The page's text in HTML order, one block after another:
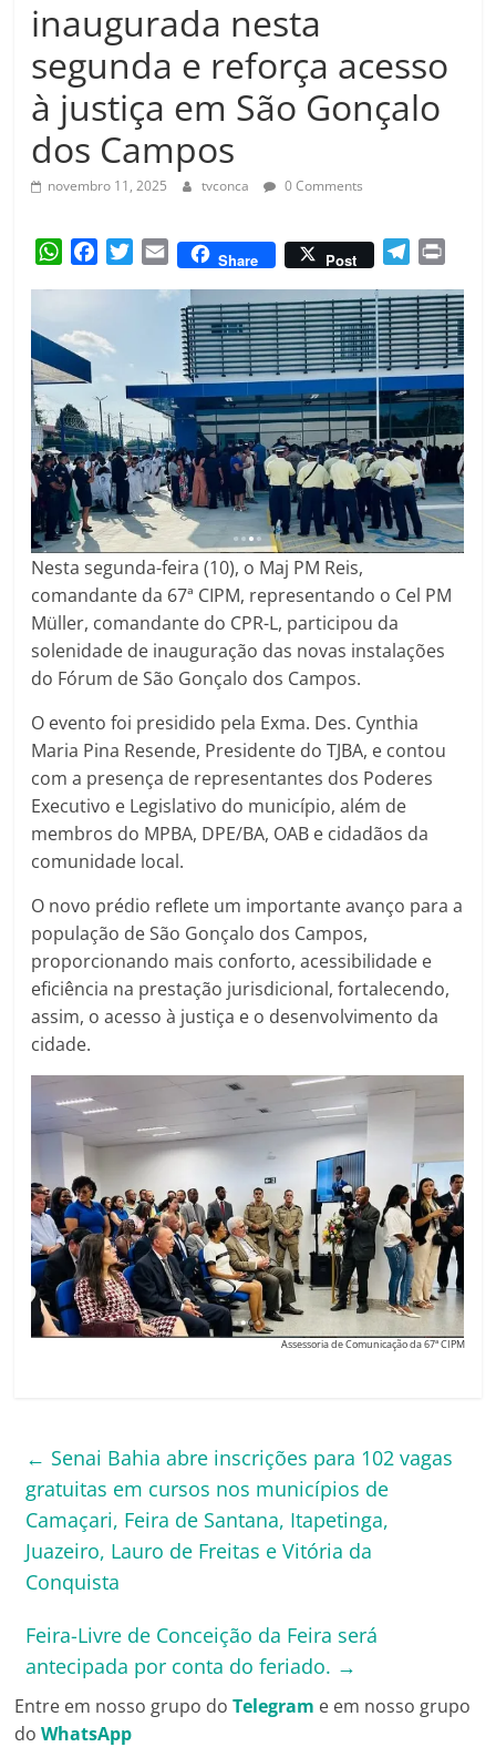
Amorim
inaugurada nesta
segunda e reforça acesso
à justiça em São Gonçalo
dos Campos
novembro 11, 2025 tvconca 0 Comments
W
t
s
A
p
p
e
b
o
o
k
e
r
E
Share Post
l
e
g
r
a
m
i
n
t
Nesta segunda-feira (10), o Maj PM Reis,
comandante da 67ª CIPM, representando o Cel PM
Müller, comandante do CPR-L, participou da
solenidade de inauguração das novas instalações
do Fórum de São Gonçalo dos Campos.
O evento foi presidido pela Exma. Des. Cynthia
Maria Pina Resende, Presidente do TJBA, e contou
com a presença de representantes dos Poderes
Executivo e Legislativo do município, além de
membros do MPBA, DPE/BA, OAB e cidadãos da
comunidade local.
O novo prédio reflete um importante avanço para a
população de São Gonçalo dos Campos,
proporcionando mais conforto, acessibilidade e
eficiência na prestação jurisdicional, fortalecendo,
assim, o acesso à justiça e o desenvolvimento da
cidade.
Assessoria de Comunicação da 67ª CIPM
← Senai Bahia abre inscrições para 102 vagas
gratuitas em cursos nos municípios de
Camaçari, Feira de Santana, Itapetinga,
Juazeiro, Lauro de Freitas e Vitória da
Conquista
Feira-Livre de Conceição da Feira será
antecipada por conta do feriado. →
Entre em nosso grupo doTelegram e em nosso grupo
doWhatsApp